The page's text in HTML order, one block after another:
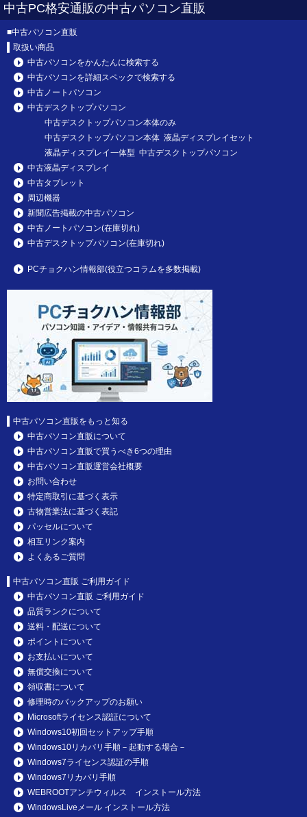
中古PC格安通販の中古パソコン直販
■中古パソコン直販
取扱い商品
中古パソコンをかんたんに検索する
中古パソコンを詳細スペックで検索する
中古ノートパソコン
中古デスクトップパソコン
中古デスクトップパソコン本体のみ
中古デスクトップパソコン本体 液晶ディスプレイセット
液晶ディスプレイ一体型 中古デスクトップパソコン
中古液晶ディスプレイ
中古タブレット
周辺機器
新聞広告掲載の中古パソコン
中古ノートパソコン(在庫切れ)
中古デスクトップパソコン(在庫切れ)
PCチョクハン情報部(役立つコラムを多数掲載)
中古パソコン直販をもっと知る
中古パソコン直販について
中古パソコン直販で買うべき6つの理由
中古パソコン直販運営会社概要
お問い合わせ
特定商取引に基づく表示
古物営業法に基づく表記
パッセルについて
相互リンク案内
よくあるご質問
中古パソコン直販 ご利用ガイド
中古パソコン直販 ご利用ガイド
品質ランクについて
送料・配送について
ポイントについて
お支払いについて
無償交換について
領収書について
修理時のバックアップのお願い
Microsoftライセンス認証について
Windows10初回セットアップ手順
Windows10リカバリ手順－起動する場合－
Windows7ライセンス認証の手順
Windows7リカバリ手順
WEBROOTアンチウィルス インストール方法
WindowsLiveメール インストール方法